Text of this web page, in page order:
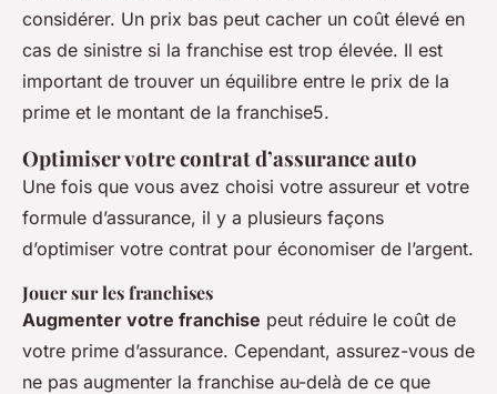
considérer. Un prix bas peut cacher un coût élevé en
cas de sinistre si la franchise est trop élevée. Il est
important de trouver un équilibre entre le prix de la
prime et le montant de la franchise5.
Optimiser votre contrat d’assurance auto
Une fois que vous avez choisi votre assureur et votre
formule d’assurance, il y a plusieurs façons
d’optimiser votre contrat pour économiser de l’argent.
Jouer sur les franchises
Augmenter votre franchise peut réduire le coût de
votre prime d’assurance. Cependant, assurez-vous de
ne pas augmenter la franchise au-delà de ce que